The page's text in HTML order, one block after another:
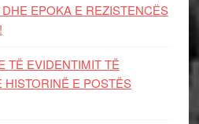
EPOKA E REZISTENCЁS
TË EVIDENTIMIT TË
HISTORINË E POSTËS